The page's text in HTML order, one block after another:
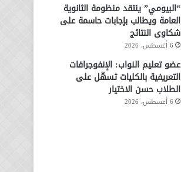
“البيومي” ينتقد منظومة الثانوية
العامة ويطالب بإجابات حاسمة على
شكاوى النتائج
6 أغسطس، 2026
عضو تعليم النواب: الإنفوجرافات
التعريفية بالكليات تسهّل على
الطلاب حسن الاختيار
6 أغسطس، 2026